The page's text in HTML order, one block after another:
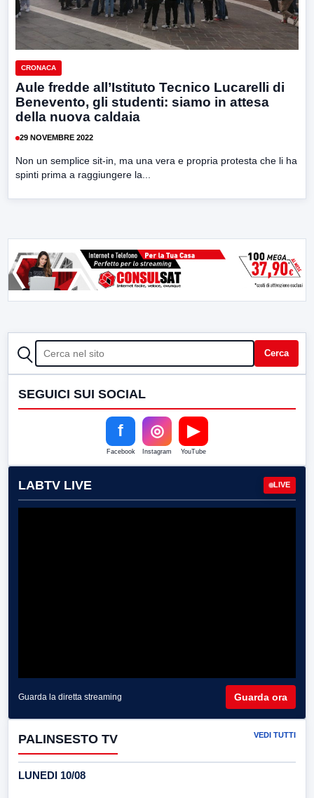
CRONACA
Aule fredde all’Istituto Tecnico Lucarelli di
Benevento, gli studenti: siamo in attesa
della nuova caldaia
29 NOVEMBRE 2022
Non un semplice sit-in, ma una vera e propria protesta che li ha
spinti prima a raggiungere la...
CERCA Cerca
SEGUICI SUI SOCIAL
f
Facebook
◎
Instagram
▶
YouTube
LABTV LIVE LIVE
Guarda la diretta streaming Guarda ora
PALINSESTO TV VEDI TUTTI
LUNEDI 10/08